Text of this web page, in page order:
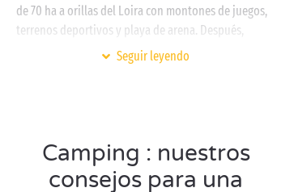
de 70 ha a orillas del Loira con montones de juegos,
terrenos deportivos y playa de arena. Después,
diríjase hacia el sublime Parc Floral de la Source, en
el sureste de Orleans. Entre los ríos Dhuy y Loiret,
Seguir leyendo
Camping : nuestros
consejos para una